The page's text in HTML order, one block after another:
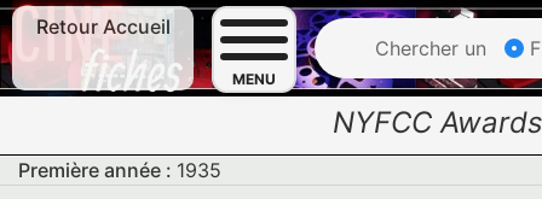
Retour Accueil
MENU
Chercher un
NYFCC Awards
Première année : 1935